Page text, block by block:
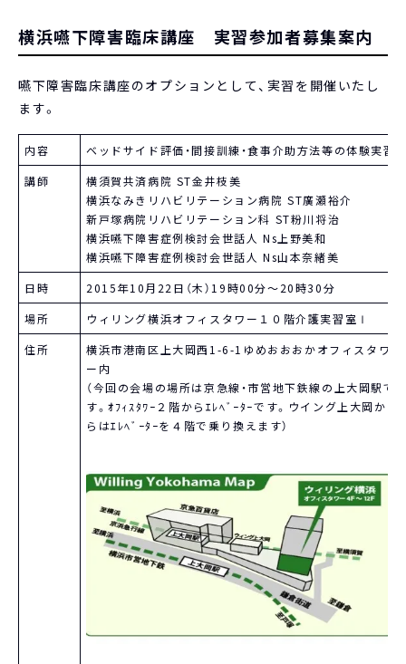
横浜嚥下障害臨床講座 実習参加者募集案内
嚥下障害臨床講座のオプションとして、実習を開催いたし
ます。
内容
ベッドサイド評価・間接訓練・食事介助方法等の体験実習
講師
横須賀共済病院 ST金井枝美
横浜なみきリハビリテーション病院 ST廣瀬裕介
新戸塚病院リハビリテーション科 ST粉川将治
横浜嚥下障害症例検討会世話人 Ns上野美和
横浜嚥下障害症例検討会世話人 Ns山本奈緒美
日時
2015年10月22日（木）19時00分～20時30分
場所
ウィリング横浜オフィスタワー１０階介護実習室Ⅰ
住所
横浜市港南区上大岡西1-6-1ゆめおおおかオフィスタワ
ー内
（今回の会場の場所は京急線・市営地下鉄線の上大岡駅で
す。ｵﾌｨｽﾀﾜｰ２階からｴﾚﾍﾞｰﾀｰです。ウイング上大岡か
らはｴﾚﾍﾞｰﾀｰを４階で乗り換えます）